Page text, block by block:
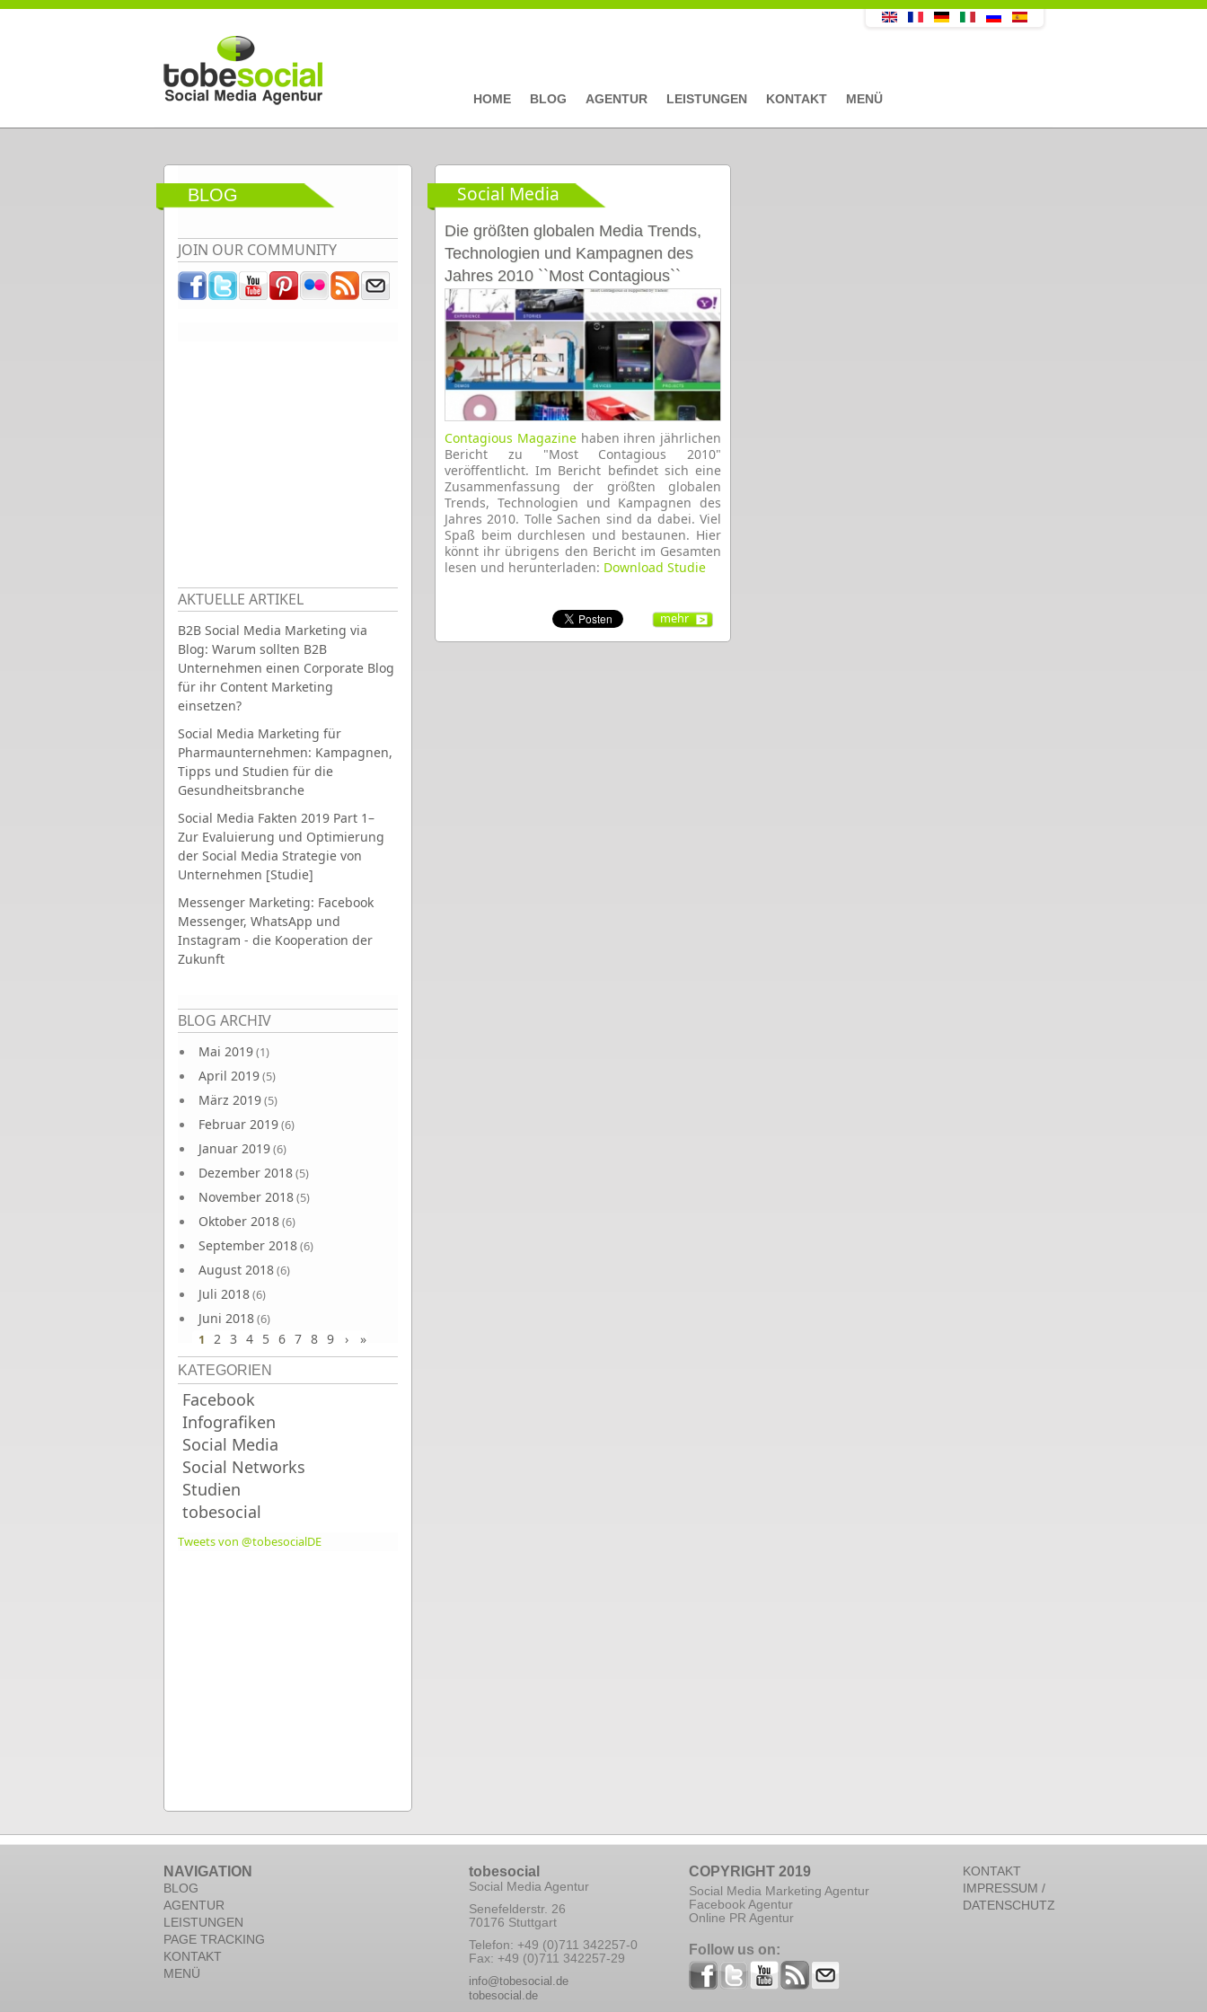
Direkt zum Inhalt
HOME BLOG AGENTUR LEISTUNGEN KONTAKT MENÜ
BLOG
JOIN OUR COMMUNITY
AKTUELLE ARTIKEL
B2B Social Media Marketing via
Blog: Warum sollten B2B
Unternehmen einen Corporate Blog
für ihr Content Marketing
einsetzen?
Social Media Marketing für
Pharmaunternehmen: Kampagnen,
Tipps und Studien für die
Gesundheitsbranche
Social Media Fakten 2019 Part 1–
Zur Evaluierung und Optimierung
der Social Media Strategie von
Unternehmen [Studie]
Messenger Marketing: Facebook
Messenger, WhatsApp und
Instagram - die Kooperation der
Zukunft
BLOG ARCHIV
Mai 2019(1)
April 2019(5)
März 2019(5)
Februar 2019(6)
Januar 2019(6)
Dezember 2018(5)
November 2018(5)
Oktober 2018(6)
September 2018(6)
August 2018(6)
Juli 2018(6)
Juni 2018(6)
Seiten
1 2 3 4 5 6 7 8 9 › »
KATEGORIEN
Facebook
Infografiken
Social Media
Social Networks
Studien
tobesocial
Tweets von @tobesocialDE
Social Media
Die größten globalen Media Trends,
Technologien und Kampagnen des
Jahres 2010 ``Most Contagious``
Contagious Magazine haben ihren jährlichen
Bericht zu "Most Contagious 2010"
veröffentlicht. Im Bericht befindet sich eine
Zusammenfassungder größten
globalen
Trends, Technologien und Kampagnen des
Jahres 2010. Tolle Sachen sind da dabei. Viel
Spaß beim durchlesen und bestaunen. Hier
könnt ihr übrigens den Bericht im Gesamten
lesen und herunterladen: Download Studie
mehr
NAVIGATION
BLOG
AGENTUR
LEISTUNGEN
PAGE TRACKING
KONTAKT
MENÜ
tobesocial
Social Media Agentur
Senefelderstr. 26
70176 Stuttgart
Telefon: +49 (0)711 342257-0
Fax: +49 (0)711 342257-29
info@tobesocial.de
tobesocial.de
COPYRIGHT 2019
Social Media Marketing Agentur
Facebook Agentur
Online PR Agentur
Follow us on:
KONTAKT
IMPRESSUM /
DATENSCHUTZ